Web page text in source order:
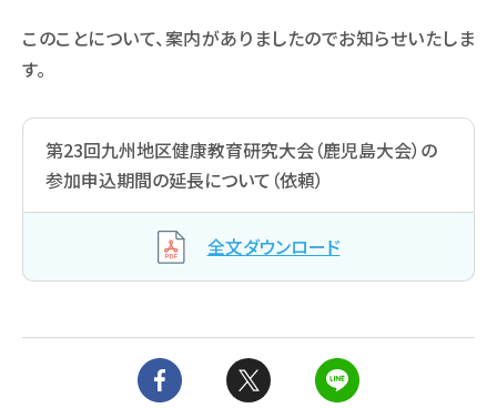
このことについて、案内がありましたのでお知らせいたしま
す。
第23回九州地区健康教育研究大会（鹿児島大会）の
参加申込期間の延長について（依頼）
全文ダウンロード